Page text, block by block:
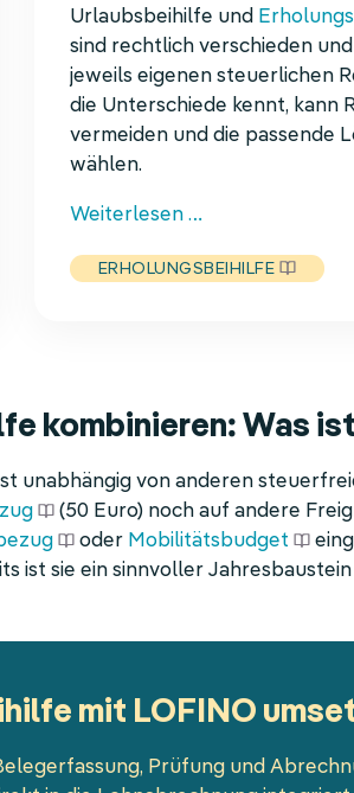
Urlaubsbeihilfe und
sind rechtlich verschieden
jeweils eigenen steuerlichen
die Unterschiede kennt, kann
vermeiden und die passende
wählen.
Weiterlesen …Urlaubsgeld
Urlaubsbeihilfe
ERHOLUNGSBEIHILFE
kombinieren: Was
unabhängig von anderen
(50 Euro) noch auf andere
oder Mobilitätsbudget
ist sie ein sinnvoller
mit LOFINO
Prüfung und